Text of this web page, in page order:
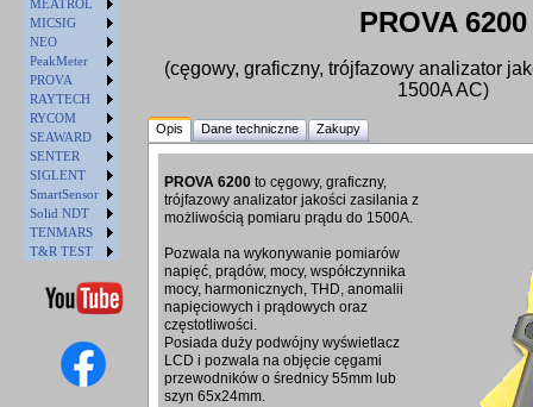
MEATROL
MICSIG
NEO
PeakMeter
PROVA
RAYTECH
RYCOM
SEAWARD
SENTER
SIGLENT
SmartSensor
Solid NDT
TENMARS
T&R TEST
PROVA 6200
(cęgowy, graficzny, trójfazowy analizator
1500A AC)
Opis Dane techniczne Zakupy
PROVA 6200 to cęgowy, graficzny,
trójfazowy analizator jakości zasilania z
możliwością pomiaru prądu do 1500A.
Pozwala na wykonywanie pomiarów
napięć, prądów, mocy, współczynnika
mocy, harmonicznych, THD, anomalii
napięciowych i prądowych oraz
częstotliwości.
Posiada duży podwójny wyświetlacz
LCD i pozwala na objęcie cęgami
przewodników o średnicy 55mm lub
szyn 65x24mm.